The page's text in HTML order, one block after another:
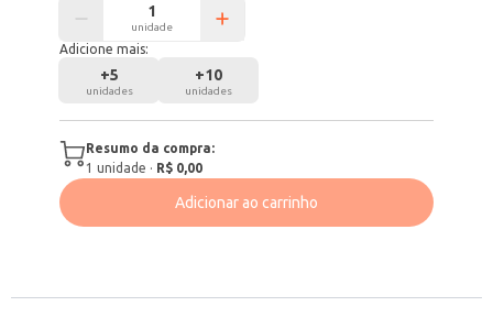
unidade
Adicione mais:
+5
unidades
+10
unidades
Resumo da compra:
1 unidade · R$ 0,00
Adicionar ao carrinho